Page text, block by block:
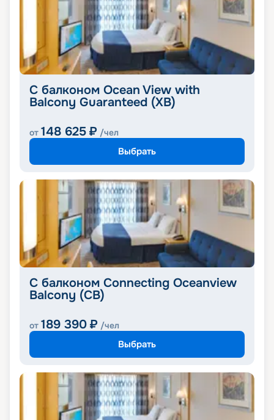
С балконом Ocean View with
Balcony Guaranteed (XB)
от 148 625 ₽ /чел
Выбрать
С балконом Connecting Oceanview
Balcony (CB)
от 189 390 ₽ /чел
Выбрать